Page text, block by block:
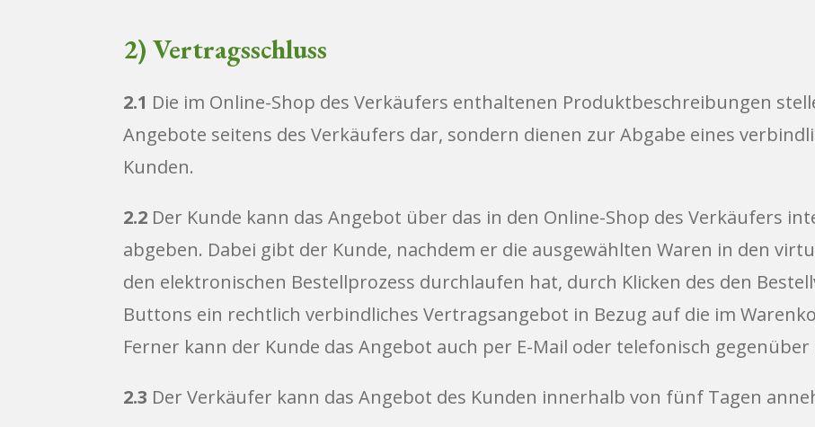
2) Vertragsschluss
2.1 Die im Online-Shop des Verkäufers enthaltenen Produktbeschreibungen
Angebote seitens des Verkäufers dar, sondern dienen zur Abgabe eines
Kunden.
2.2 Der Kunde kann das Angebot über das in den Online-Shop des Verkäufers
abgeben. Dabei gibt der Kunde, nachdem er die ausgewählten Waren in den
den elektronischen Bestellprozess durchlaufen hat, durch Klicken des den
Buttons ein rechtlich verbindliches Vertragsangebot in Bezug auf die im
Ferner kann der Kunde das Angebot auch per E-Mail oder telefonisch
2.3 Der Verkäufer kann das Angebot des Kunden innerhalb von fünf Tagen